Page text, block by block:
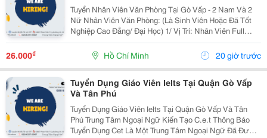
Tuyển Nhân Viên Văn Phòng Tại Gò Vấp - 2 Nam Và 2
Nữ Nhân Viên Văn Phòng: (Là Sinh Viên Hoặc Đã Tốt
Nghiệp Cao Đẳng/ Đại Học) 1/ Vị Trí: Nhân Viên Full
Time (2 Nam 2 Nữ) Ca Làm: 13:00 Đến 21:00 (1 Tháng
Được Nghỉ Phép 1 Ngày, Và Hưởng Các Ngày...
26.000₫ Hồ Chí Minh 20 giờ trước
Tuyển Dụng Giáo Viên Ielts Tại Quận Gò Vấp
Và Tân Phú
Tuyển Dụng Giáo Viên Ielts Tại Quận Gò Vấp Và Tân
Phú Trung Tâm Ngoại Ngữ Kiến Tạo C.e.t Thông Báo
Tuyển Dụng Cet Là Một Trung Tâm Ngoại Ngữ Đã Được